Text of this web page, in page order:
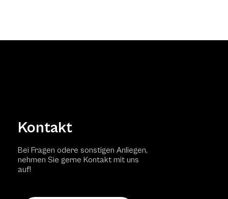
Kontakt
Bei Fragen odere sonstigen Anliegen,
nehmen Sie gerne Kontakt mit uns
auf!